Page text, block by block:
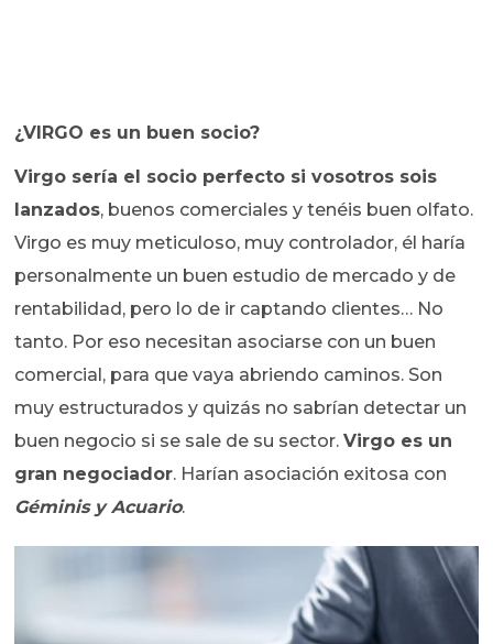
¿VIRGO es un buen socio?
Virgo sería el socio perfecto si vosotros sois
lanzados, buenos comerciales y tenéis buen olfato.
Virgo es muy meticuloso, muy controlador, él haría
personalmente un buen estudio de mercado y de
rentabilidad, pero lo de ir captando clientes… No
tanto. Por eso necesitan asociarse con un buen
comercial, para que vaya abriendo caminos. Son
muy estructurados y quizás no sabrían detectar un
buen negocio si se sale de su sector.Virgo es un
gran negociador. Harían asociación exitosa con
Géminis y Acuario.